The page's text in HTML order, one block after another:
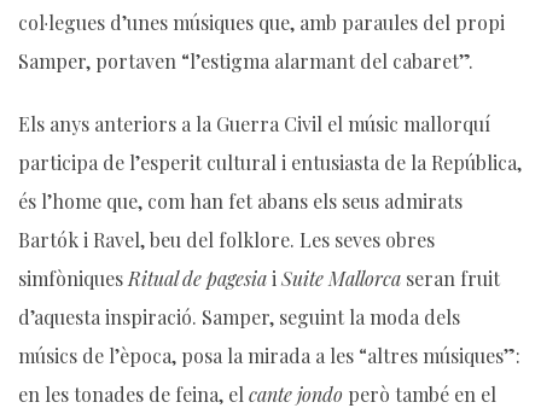
col·legues d’unes músiques que, amb paraules del propi
Samper, portaven “l’estigma alarmant del cabaret”.
Els anys anteriors a la Guerra Civil el músic mallorquí
participa de l’esperit cultural i entusiasta de la República,
és l’home que, com han fet abans els seus admirats
Bartók i Ravel, beu del folklore. Les seves obres
simfòniques Ritual de pagesiai Suite Mallorca seran fruit
d’aquesta inspiració. Samper, seguint la moda dels
músics de l’època, posa la mirada a les “altres músiques”:
en les tonades de feina, el cante jondo però també en el